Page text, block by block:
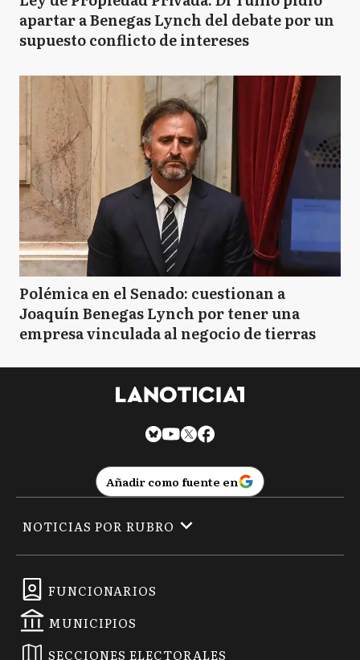
apartar a Benegas Lynch del debate por un
supuesto conflicto de intereses
Polémica en el Senado: cuestionan a
Joaquín Benegas Lynch por tener una
empresa vinculada al negocio de tierras
Añadir como fuente en
FUNCIONARIOS
MUNICIPIOS
SECCIONES ELECTORALES
NOTICIAS POR RUBRO